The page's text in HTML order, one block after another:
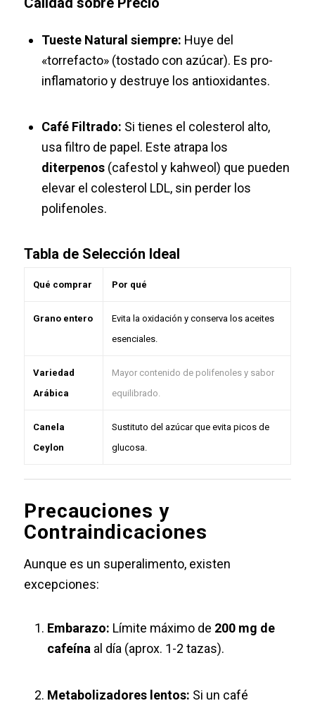
Tueste Natural siempre: Huye del
«torrefacto» (tostado con azúcar). Es pro-
inflamatorio y destruye los antioxidantes.
Café Filtrado: Si tienes el colesterol alto,
usa filtro de papel. Este atrapa los
diterpenos(cafestol y kahweol) que pueden
elevar el colesterol LDL, sin perder los
polifenoles.
Tabla de Selección Ideal
Qué comprar Por qué
Grano entero
Evita la oxidación y conserva los aceites
esenciales.
Variedad
Arábica
Mayor contenido de polifenoles y sabor
equilibrado.
Canela
Ceylon
Sustituto del azúcar que evita picos de
glucosa.
Precauciones y
Contraindicaciones
Aunque es un superalimento, existen
excepciones:
Embarazo: Límite máximo de 200 mg de
cafeínaal día (aprox. 1-2 tazas).
Metabolizadores lentos: Si un café